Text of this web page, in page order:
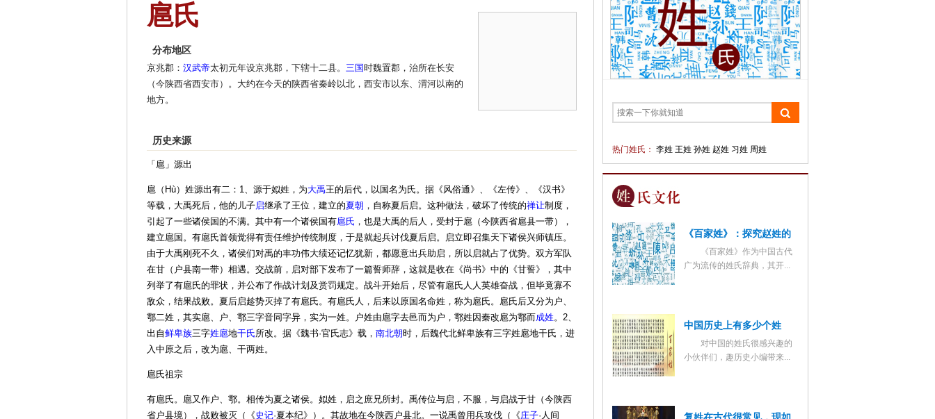
扈氏
分布地区
京兆郡： 汉武帝太初元年设京兆郡，下辖十二县。 三国 时魏置郡，治所在长安
（今陕西省西安市）。大约在今天的陕西省秦岭以北，西安市以东、渭河以南的
地方。
历史来源
「扈」源出
扈（Hù）姓源出有二：1、源于姒姓，为大禹王的后代，以国名为氏。据《风俗通》、《左传》、《汉书》
等载，大禹死后，他的儿子启继承了王位，建立的夏朝 ，自称夏后启。这种做法，破坏了传统的禅让制度，
引起了一些诸侯国的不满。其中有一个诸侯国有扈氏 ，也是大禹的后人，受封于扈（今陕西省扈县一带），
建立扈国。有扈氏首领觉得有责任维护传统制度，于是就起兵讨伐夏后启。启立即召集天下诸侯兴师镇压。
由于大禹刚死不久，诸侯们对禹的丰功伟大绩还记忆犹新，都愿意出兵助启，所以启就占了优势。双方军队
在甘（户县南一带）相遇。交战前，启对部下发布了一篇誓师辞，这就是收在《尚书》中的《甘誓》，其中
列举了有扈氏的罪状，并公布了作战计划及赏罚规定。战斗开始后，尽管有扈氏人人英雄奋战，但毕竟寡不
敌众，结果战败。夏后启趁势灭掉了有扈氏。有扈氏人，后来以原国名命姓，称为扈氏。扈氏后又分为户、
鄠二姓，其实扈、户、鄠三字音同字异，实为一姓。户姓由扈字去邑而为户，鄠姓因秦改扈为鄠而成姓。2、
出自鲜卑族三字姓扈地干氏所改。据《魏书·官氏志》载， 南北朝时，后魏代北鲜卑族有三字姓扈地干氏，进
入中原之后，改为扈、干两姓。
扈氏祖宗
有扈氏。扈又作户、鄠。相传为夏之诸侯。姒姓，启之庶兄所封。禹传位与启，不服，与启战于甘（今陕西
省户县境），战败被灭（《史记·夏本纪》）。其故地在今陕西户县北。一说禹曾用兵攻伐（《庄子·人间
热门姓氏： 李姓 王姓 孙姓 赵姓 习姓 周姓
《百家姓》：探究赵姓的
首位之谜
《百家姓》作为中国古代
广为流传的姓氏辞典，其开...
中国历史上有多少个姓
氏？有哪些奇怪的姓氏
对中国的姓氏很感兴趣的
小伙伴们，趣历史小编带来...